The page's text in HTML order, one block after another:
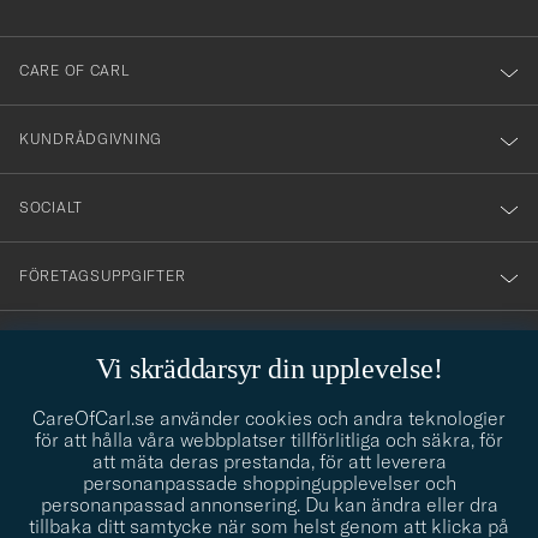
Vi skräddarsyr din upplevelse!
CareOfCarl.se använder cookies och andra teknologier
för att hålla våra webbplatser tillförlitliga och säkra, för
att mäta deras prestanda, för att leverera
personanpassade shoppingupplevelser och
personanpassad annonsering. Du kan ändra eller dra
tillbaka ditt samtycke när som helst genom att klicka på
dig
till
vårt
nyhetsbrev!
CARE OF CARL
KUNDRÅDGIVNING
SOCIALT
FÖRETAGSUPPGIFTER
info@careofcarl.se
STILRÅDGIVNING
Behöver du hjälp att hitta din stil? Låt oss hjälpa dig, vi hjälper
gärna till!
STILRÅDGIVNING